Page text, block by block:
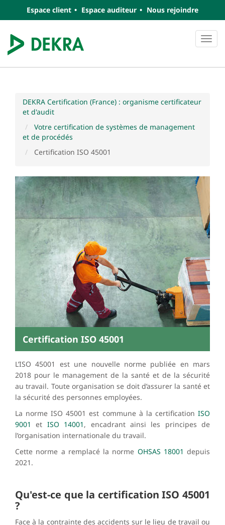
Espace client Espace auditeur Nous rejoindre
DEKRA Certification (France) : organisme certificateur
et d'audit
Votre certification de systèmes de management
et de procédés
Certification ISO 45001
Certification ISO 45001
L’ISO 45001 est une nouvelle norme publiée en mars
2018 pour le management de la santé et de la sécurité
au travail. Toute organisation se doit d’assurer la santé et
la sécurité des personnes employées.
La norme ISO 45001 est commune à la certification ISO
9001
et ISO 14001 , encadrant ainsi les principes de
l’organisation internationale du travail.
Cette norme a remplacé la norme OHSAS 18001 depuis
2021.
Qu'est-ce que la certification ISO 45001
?
Face à la contrainte des accidents sur le lieu de travail ou